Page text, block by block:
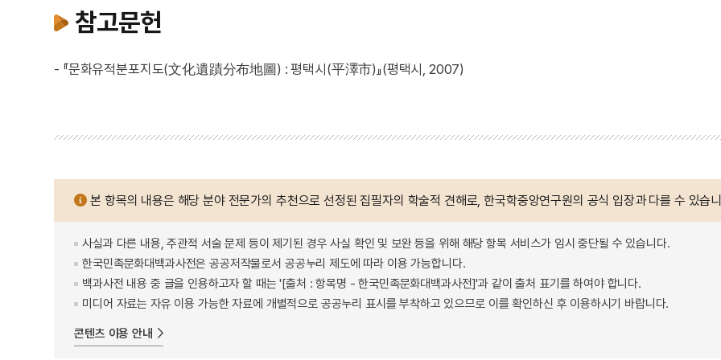
참고문헌
- 『문화유적분포지도(文化遺蹟分布地圖) : 평택시(平澤市)』(평택시, 2007)
본 항목의 내용은 해당 분야 전문가의 추천으로 선정된 집필자의 학술적 견해로, 한국학중앙연구원의 공식 입장과 다를 수 있습
사실과 다른 내용, 주관적 서술 문제 등이 제기된 경우 사실 확인 및 보완 등을 위해 해당 항목 서비스가 임시 중단될 수 있습니다.
한국민족문화대백과사전은 공공저작물로서 공공누리 제도에 따라 이용 가능합니다.
백과사전 내용 중 글을 인용하고자 할 때는 '[출처 : 항목명 - 한국민족문화대백과사전]'과 같이 출처 표기를 하여야 합니다.
미디어 자료는 자유 이용 가능한 자료에 개별적으로 공공누리 표시를 부착하고 있으므로 이를 확인하신 후 이용하시기 바랍니다.
콘텐츠 이용 안내